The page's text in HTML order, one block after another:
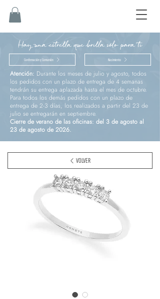
Hay una estrella que brilla sólo para ti
Confirmación y Comunión Nacimiento
Atención: Durante los meses de julio y agosto, todos
los pedidos con un plazo de entrega de 4 semanas
tendrán su entrega aplazada hasta el mes de octubre.
Para todos los demás pedidos con un plazo de
entrega de 2-3 días, los realizados a partir del 23 de
julio se entregarán en septiembre.
Cierre de verano de las oficinas: del 3 de agosto al
23 de agosto de 2026.
VOLVER